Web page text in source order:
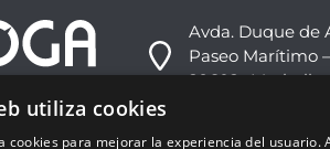
Avda. Duque de
Paseo Marítimo
29602 -
utiliza cookies
cookies para mejorar la experiencia del